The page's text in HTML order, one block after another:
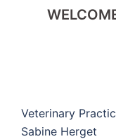
Veterinary
Sabine Herget